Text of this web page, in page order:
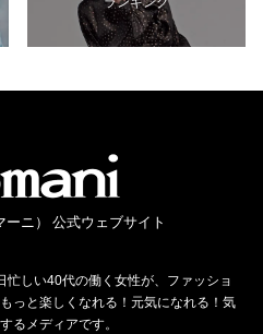
ーニ） 公式ウェブサイト
しい40代の働く女性が、ファッショ
っと楽しくなれる！元気になれる！気
るメディアです。